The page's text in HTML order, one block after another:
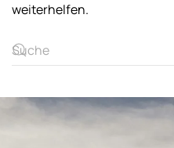
weiterhelfen.